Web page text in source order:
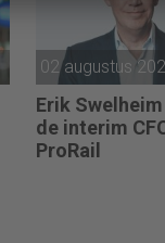
02 augustus
Erik
de interim
ProRail